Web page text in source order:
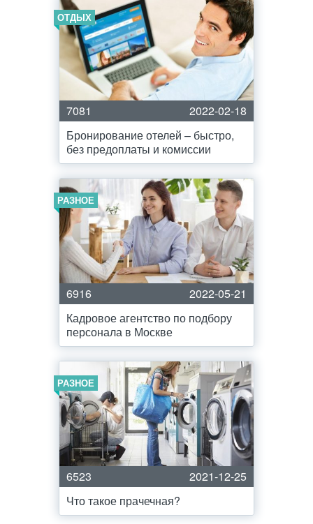
ОТДЫХ
7081
2022-02-18
Бронирование отелей – быстро,
без предоплаты и комиссии
РАЗНОЕ
6916
2022-05-21
Кадровое агентство по подбору
персонала в Москве
РАЗНОЕ
6523
2021-12-25
Что такое прачечная?